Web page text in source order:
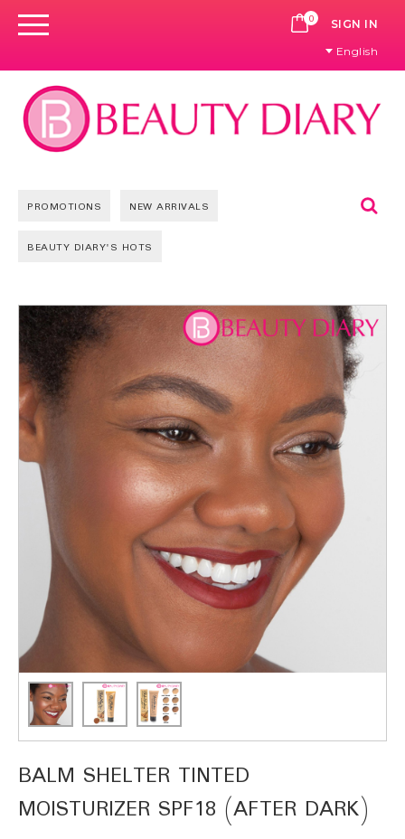
0 CART
SIGN IN
English
PROMOTIONS NEW ARRIVALS
BEAUTY DIARY'S HOTS
BALM SHELTER TINTED
MOISTURIZER SPF18 (AFTER DARK)